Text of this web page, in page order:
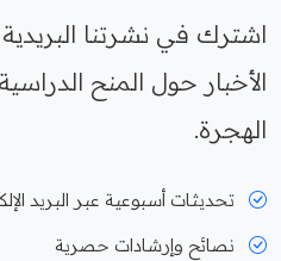
اشترك في نشرتنا
الأخبار حول المنح
الهجرة.
تحديثات أسبوعية عبر البريد
نصائح وإرشادات حصرية